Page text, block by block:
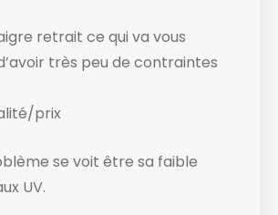
retrait ce qui va vous
très peu de contraintes
prix
se voit être sa faible
UV.